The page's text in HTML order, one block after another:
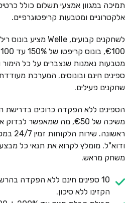
תמיכה במגוון אמצעי תשלום כולל
אלקטרוניים ומטבעות קריפטוגרפיים.
מטבעות נאמנות שנצברים על כל הימור
ספינים חינם ובונוסים. המערכת
שחקנים פעילים.
משיכה של €50, מה שמאפשר
ודוא"ל. מומלץ לקרוא את תנאי כל מבצע
משחק מראש.
10 ספינים חינם ללא הפקדה
הקזינו ללא סיכון.